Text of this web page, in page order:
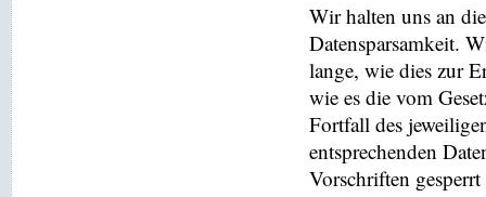
Wir halten uns an
Datensparsamkeit.
lange, wie dies zur
wie es die vom
Fortfall des
entsprechenden
Vorschriften